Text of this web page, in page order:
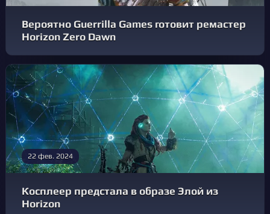
Вероятно Guerrilla Games готовит ремастер
Horizon Zero Dawn
22 фев. 2024
Косплеер предстала в образе Элой из
Horizon